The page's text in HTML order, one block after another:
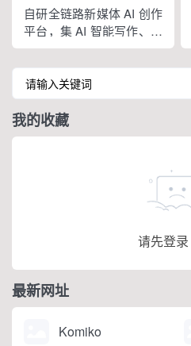
自研全链路新媒体 AI 创作
平台，集 AI 智能写作、一
键排版、热点挖掘、多平
台一键分发于一体
我的收藏
请先登录
最新网址
Komiko